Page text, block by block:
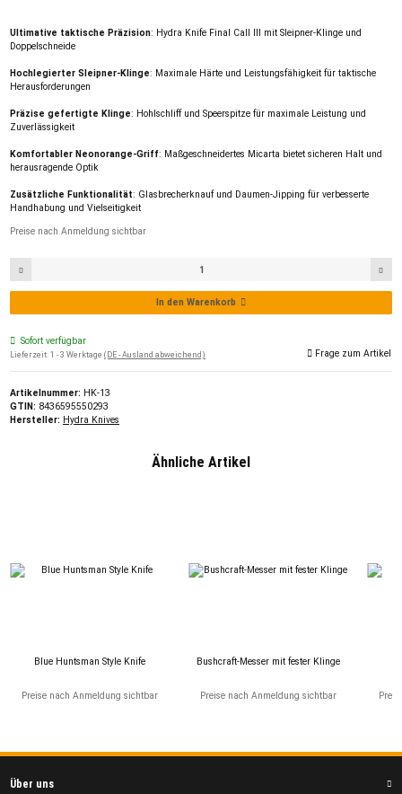
Ultimative taktische Präzision: Hydra Knife Final Call III mit Sleipner-Klinge und
Doppelschneide
Hochlegierter Sleipner-Klinge: Maximale Härte und Leistungsfähigkeit für taktische
Herausforderungen
Präzise gefertigte Klinge: Hohlschliff und Speerspitze für maximale Leistung und
Zuverlässigkeit
Komfortabler Neonorange-Griff: Maßgeschneidertes Micarta bietet sicheren Halt und
herausragende Optik
Zusätzliche Funktionalität: Glasbrecherknauf und Daumen-Jipping für verbesserte
Handhabung und Vielseitigkeit
Preise nach Anmeldung sichtbar
In den Warenkorb
Sofort verfügbar
Lieferzeit: 1 - 3 Werktage (DE - Ausland abweichend) Frage zum Artikel
Artikelnummer: HK-13
GTIN: 8436595550293
Hersteller: Hydra Knives
Ähnliche Artikel
Blue Huntsman Style Knife
Preise nach Anmeldung sichtbar
Bushcraft-Messer mit fester Klinge
Preise nach Anmeldung sichtbar
Über uns